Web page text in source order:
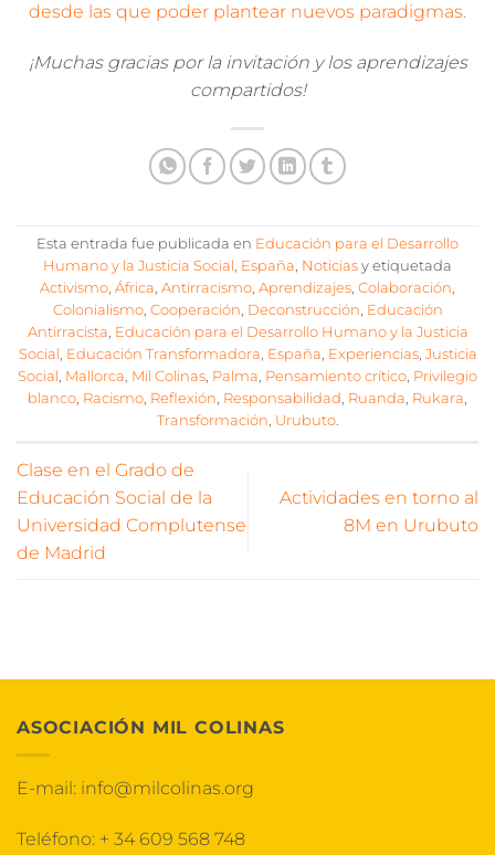
desde las que poder plantear nuevos paradigmas.
¡Muchas gracias por la invitación y los aprendizajes
compartidos!
Esta entrada fue publicada en Educación para el Desarrollo
Humano y la Justicia Social, España, Noticias y etiquetada
Activismo, África, Antirracismo, Aprendizajes, Colaboración,
Colonialismo, Cooperación, Deconstrucción, Educación
Antirracista, Educación para el Desarrollo Humano y la Justicia
Social, Educación Transformadora, España, Experiencias, Justicia
Social, Mallorca, Mil Colinas, Palma, Pensamiento crítico, Privilegio
blanco, Racismo, Reflexión, Responsabilidad, Ruanda, Rukara,
Transformación, Urubuto.
Clase en el Grado de
Educación Social de la
Universidad Complutense
de Madrid
Actividades en torno al
8M en Urubuto
ASOCIACIÓN MIL COLINAS
E-mail: info@milcolinas.org
Teléfono: + 34 609 568 748